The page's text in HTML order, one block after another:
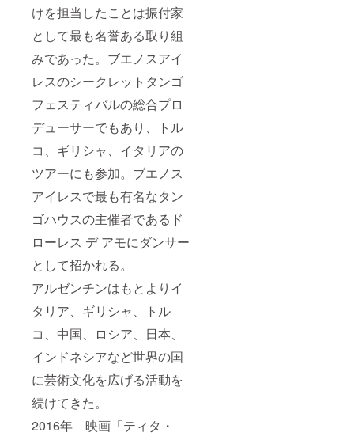
けを担当したことは振付家
として最も名誉ある取り組
みであった。ブエノスアイ
レスのシークレットタンゴ
フェスティバルの総合プロ
デューサーでもあり、トル
コ、ギリシャ、イタリアの
ツアーにも参加。ブエノス
アイレスで最も有名なタン
ゴハウスの主催者であるド
ローレス デ アモにダンサー
として招かれる。
アルゼンチンはもとよりイ
タリア、ギリシャ、トル
コ、中国、ロシア、日本、
インドネシアなど世界の国
に芸術文化を広げる活動を
続けてきた。
2016年 映画「ティタ・